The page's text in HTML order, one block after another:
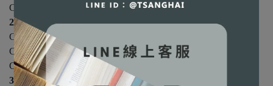
Chapter 3 電腦軟體
2 程式結構篇
Chapter 4 程式語言
Chapter 5 資料結構
Chapter 6 演算法
3 資料庫與系統分析篇